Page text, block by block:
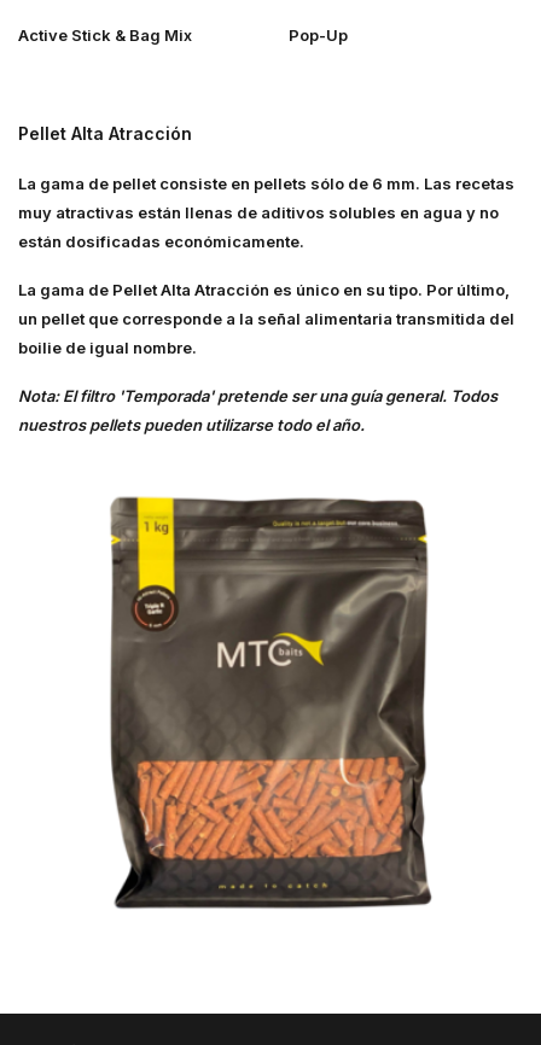
Active Stick & Bag Mix Pop-Up
Pellet Alta Atracción
La gama de pellet consiste en pellets sólo de 6 mm. Las recetas
muy atractivas están llenas de aditivos solubles en agua y no
están dosificadas económicamente.
La gama de Pellet Alta Atracción es único en su tipo. Por último,
un pellet que corresponde a la señal alimentaria transmitida del
boilie de igual nombre.
Nota: El filtro 'Temporada' pretende ser una guía general. Todos
nuestros pellets pueden utilizarse todo el año.